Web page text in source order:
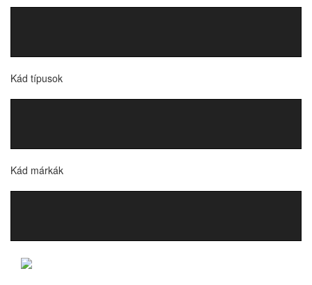
Kád típusok
Kád márkák